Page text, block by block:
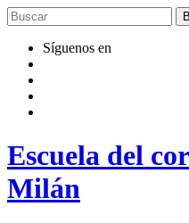
Saltar
al
contenidoSíguenos en
Escuela del
Milán